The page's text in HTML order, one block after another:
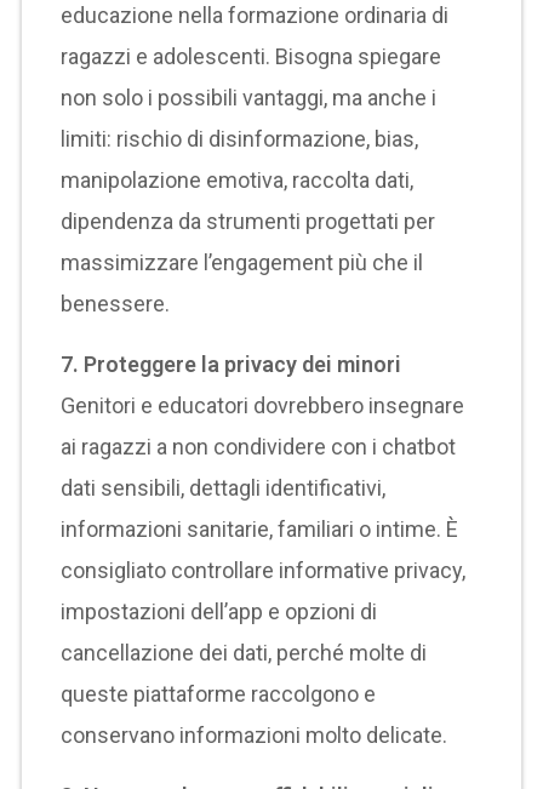
educazione nella formazione ordinaria di
ragazzi e adolescenti. Bisogna spiegare
non solo i possibili vantaggi, ma anche i
limiti: rischio di disinformazione, bias,
manipolazione emotiva, raccolta dati,
dipendenza da strumenti progettati per
massimizzare l’engagement più che il
benessere.
7. Proteggere la privacy dei minori
Genitori e educatori dovrebbero insegnare
ai ragazzi a non condividere con i chatbot
dati sensibili, dettagli identificativi,
informazioni sanitarie, familiari o intime. È
consigliato controllare informative privacy,
impostazioni dell’app e opzioni di
cancellazione dei dati, perché molte di
queste piattaforme raccolgono e
conservano informazioni molto delicate.